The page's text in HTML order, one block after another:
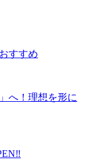
すすめ
へ！理想を形に